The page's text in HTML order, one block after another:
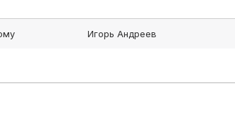
Игорь Андреев